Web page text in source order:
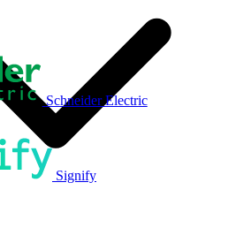
Schneider Electric
Signify